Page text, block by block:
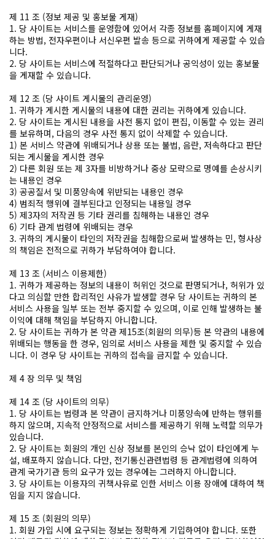
제 11 조 (정보 제공 및 홍보물 게재)
1. 당 사이트는 서비스를 운영함에 있어서 각종 정보를 홈페이지에 게재
하는 방법, 전자우편이나 서신우편 발송 등으로 귀하에게 제공할 수 있습
니다.
2. 당 사이트는 서비스에 적절하다고 판단되거나 공익성이 있는 홍보물
을 게재할 수 있습니다.
제 12 조 (당 사이트 게시물의 관리운영)
1. 귀하가 게시한 게시물의 내용에 대한 권리는 귀하에게 있습니다.
2. 당 사이트는 게시된 내용을 사전 통지 없이 편집, 이동할 수 있는 권리
를 보유하며, 다음의 경우 사전 통지 없이 삭제할 수 있습니다.
1) 본 서비스 약관에 위배되거나 상용 또는 불법, 음란, 저속하다고 판단
되는 게시물을 게시한 경우
2) 다른 회원 또는 제 3자를 비방하거나 중상 모략으로 명예를 손상시키
는 내용인 경우
3) 공공질서 및 미풍양속에 위반되는 내용인 경우
4) 범죄적 행위에 결부된다고 인정되는 내용일 경우
5) 제3자의 저작권 등 기타 권리를 침해하는 내용인 경우
6) 기타 관계 법령에 위배되는 경우
3. 귀하의 게시물이 타인의 저작권을 침해함으로써 발생하는 민, 형사상
의 책임은 전적으로 귀하가 부담하여야 합니다.
제 13 조 (서비스 이용제한)
1. 귀하가 제공하는 정보의 내용이 허위인 것으로 판명되거나, 허위가 있
다고 의심할 만한 합리적인 사유가 발생할 경우 당 사이트는 귀하의 본
서비스 사용을 일부 또는 전부 중지할 수 있으며, 이로 인해 발생하는 불
이익에 대해 책임을 부담하지 아니합니다.
2. 당 사이트는 귀하가 본 약관 제15조(회원의 의무)등 본 약관의 내용에
위배되는 행동을 한 경우, 임의로 서비스 사용을 제한 및 중지할 수 있습
니다. 이 경우 당 사이트는 귀하의 접속을 금지할 수 있습니다.
제 4 장 의무 및 책임
제 14 조 (당 사이트의 의무)
1. 당 사이트는 법령과 본 약관이 금지하거나 미풍양속에 반하는 행위를
하지 않으며, 지속적 안정적으로 서비스를 제공하기 위해 노력할 의무가
있습니다.
2. 당 사이트는 회원의 개인 신상 정보를 본인의 승낙 없이 타인에게 누
설, 배포하지 않습니다. 다만, 전기통신관련법령 등 관계법령에 의하여
관계 국가기관 등의 요구가 있는 경우에는 그러하지 아니합니다.
3. 당 사이트는 이용자의 귀책사유로 인한 서비스 이용 장애에 대하여 책
임을 지지 않습니다.
제 15 조 (회원의 의무)
1. 회원 가입 시에 요구되는 정보는 정확하게 기입하여야 합니다. 또한